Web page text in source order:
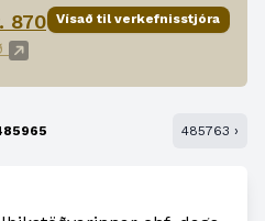
870 Vísað til verkefnisstjóra
485763 ›